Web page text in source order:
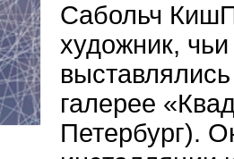
Сабольч
художник,
галерее
Петербург).